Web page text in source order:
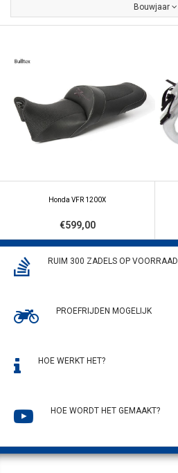
Bouwjaar
Honda VFR 1200X
€599,00
RUIM 300 ZADELS OP VOORRAAD
PROEFRIJDEN MOGELIJK
HOE WERKT HET?
HOE WORDT HET GEMAAKT?